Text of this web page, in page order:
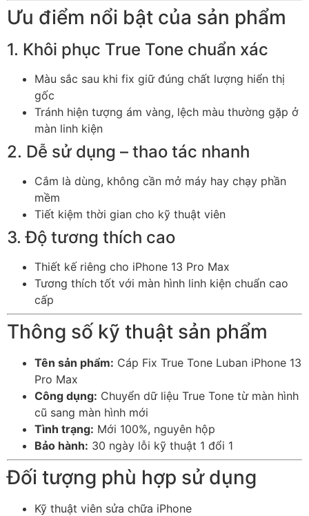
Ưu điểm nổi bật của sản phẩm
1. Khôi phục True Tone chuẩn xác
Màu sắc sau khi fix giữ đúng chất lượng hiển thị
gốc
Tránh hiện tượng ám vàng, lệch màu thường gặp ở
màn linh kiện
2. Dễ sử dụng – thao tác nhanh
Cắm là dùng, không cần mở máy hay chạy phần
mềm
Tiết kiệm thời gian cho kỹ thuật viên
3. Độ tương thích cao
Thiết kế riêng cho iPhone 13 Pro Max
Tương thích tốt với màn hình linh kiện chuẩn cao
cấp
Thông số kỹ thuật sản phẩm
Tên sản phẩm: Cáp Fix True Tone Luban iPhone 13
Pro Max
Công dụng: Chuyển dữ liệu True Tone từ màn hình
cũ sang màn hình mới
Tình trạng: Mới 100%, nguyên hộp
Bảo hành: 30 ngày lỗi kỹ thuật 1 đổi 1
Đối tượng phù hợp sử dụng
Kỹ thuật viên sửa chữa iPhone